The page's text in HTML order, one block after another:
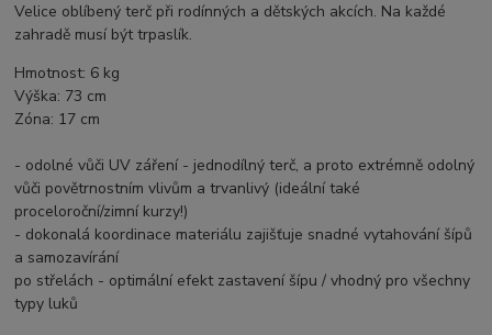
Velice oblíbený terč při rodínných a dětských akcích. Na každé
zahradě musí být trpaslík.
Hmotnost: 6 kg
Výška: 73 cm
Zóna: 17 cm
- odolné vůči UV záření - jednodílný terč, a proto extrémně odolný
vůči povětrnostním vlivům a trvanlivý (ideální také
proceloroční/zimní kurzy!)
- dokonalá koordinace materiálu zajišťuje snadné vytahování šípů
a samozavírání
po střelách - optimální efekt zastavení šípu / vhodný pro všechny
typy luků